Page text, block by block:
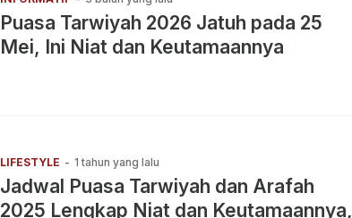
Puasa Tarwiyah 2026 Jatuh pada 25
Mei, Ini Niat dan Keutamaannya
LIFESTYLE - 1 tahun yang lalu
Jadwal Puasa Tarwiyah dan Arafah
2025 Lengkap Niat dan Keutamaannya,